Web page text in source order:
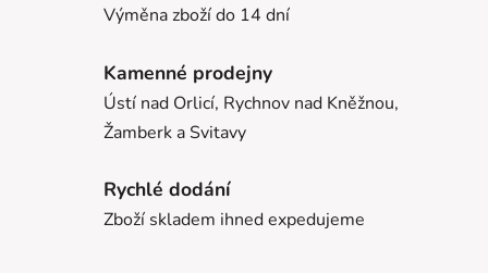
Výměna zboží do 14 dní
Kamenné prodejny
Ústí nad Orlicí, Rychnov nad Kněžnou,
Žamberk a Svitavy
Rychlé dodání
Zboží skladem ihned expedujeme